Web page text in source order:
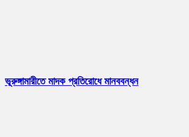
ভূরুঙ্গামারীতে মাদক প্রতিরোধে মানববন্ধন